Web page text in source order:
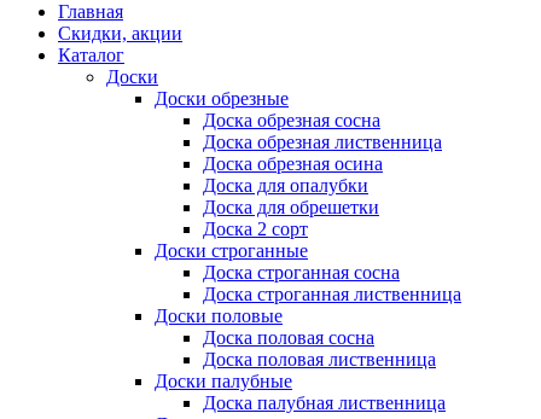
Главная
Скидки, акции
Каталог
Доски
Доски обрезные
Доска обрезная сосна
Доска обрезная лиственница
Доска обрезная осина
Доска для опалубки
Доска для обрешетки
Доска 2 сорт
Доски строганные
Доска строганная сосна
Доска строганная лиственница
Доски половые
Доска половая сосна
Доска половая лиственница
Доски палубные
Доска палубная лиственница